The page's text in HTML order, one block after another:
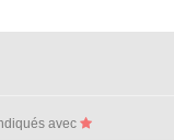
avec